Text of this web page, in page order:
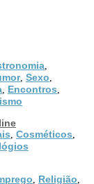
, Sexo
Encontros
Cosméticos
Religião